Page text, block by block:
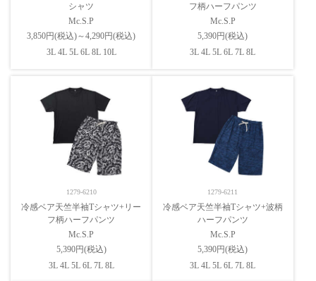
シャツ
Mc.S.P
3,850円(税込)～4,290円(税込)
3L 4L 5L 6L 8L 10L
フ柄ハーフパンツ
Mc.S.P
5,390円(税込)
3L 4L 5L 6L 7L 8L
1279-6210
冷感ベア天竺半袖Tシャツ+リー
フ柄ハーフパンツ
Mc.S.P
5,390円(税込)
3L 4L 5L 6L 7L 8L
1279-6211
冷感ベア天竺半袖Tシャツ+波柄
ハーフパンツ
Mc.S.P
5,390円(税込)
3L 4L 5L 6L 7L 8L